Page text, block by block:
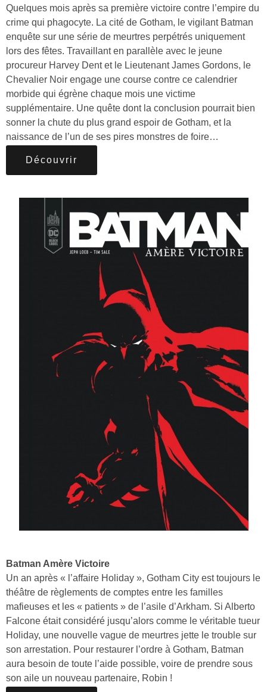
Quelques mois après sa première victoire contre l’empire du
crime qui phagocyte. La cité de Gotham, le vigilant Batman
enquête sur une série de meurtres perpétrés uniquement
lors des fêtes. Travaillant en parallèle avec le jeune
procureur Harvey Dent et le Lieutenant James Gordons, le
Chevalier Noir engage une course contre ce calendrier
morbide qui égrène chaque mois une victime
supplémentaire. Une quête dont la conclusion pourrait bien
sonner la chute du plus grand espoir de Gotham, et la
naissance de l’un de ses pires monstres de foire…
Découvrir
Batman Amère Victoire
Un an après « l’affaire Holiday », Gotham City est toujours le
théâtre de règlements de comptes entre les familles
mafieuses et les « patients » de l’asile d’Arkham. Si Alberto
Falcone était considéré jusqu’alors comme le véritable tueur
Holiday, une nouvelle vague de meurtres jette le trouble sur
son arrestation. Pour restaurer l’ordre à Gotham, Batman
aura besoin de toute l’aide possible, voire de prendre sous
son aile un nouveau partenaire, Robin !